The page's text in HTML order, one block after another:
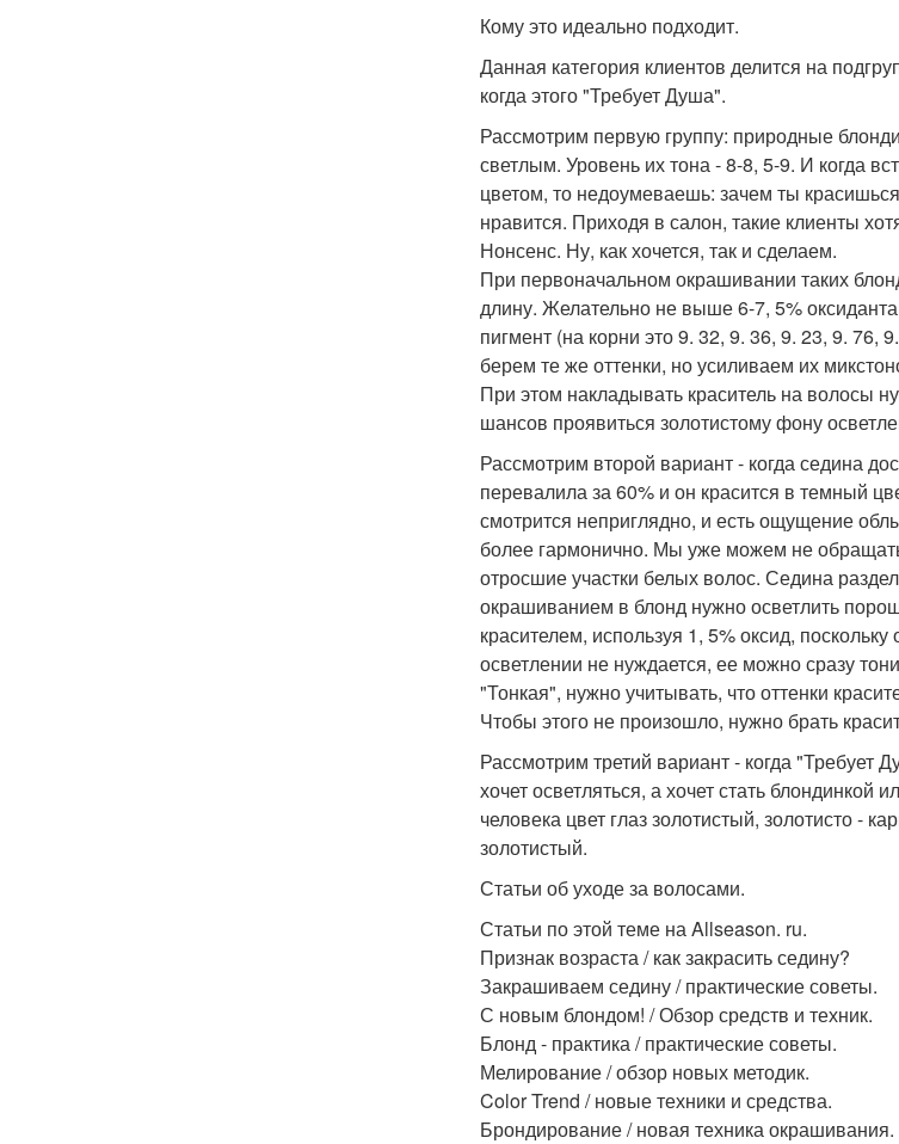
Кому это идеально подходит.
Данная категория клиентов делится на
когда этого "Требует Душа".
Рассмотрим первую группу: природные
светлым. Уровень их тона - 8-8, 5-9. И когда
цветом, то недоумеваешь: зачем ты
нравится. Приходя в салон, такие клиенты
Нонсенс. Ну, как хочется, так и сделаем.
При первоначальном окрашивании таких
длину. Желательно не выше 6-7, 5%
пигмент (на корни это 9. 32, 9. 36, 9. 23, 9.
берем те же оттенки, но усиливаем их
При этом накладывать краситель на волосы
шансов проявиться золотистому фону
Рассмотрим второй вариант - когда седина
перевалила за 60% и он красится в темный
смотрится неприглядно, и есть ощущение
более гармонично. Мы уже можем не
отросшие участки белых волос. Седина
окрашиванием в блонд нужно осветлить
красителем, используя 1, 5% оксид,
осветлении не нуждается, ее можно сразу
"Тонкая", нужно учитывать, что оттенки
Чтобы этого не произошло, нужно брать
Рассмотрим третий вариант - когда "Требует
хочет осветляться, а хочет стать блондинкой
человека цвет глаз золотистый, золотисто -
золотистый.
Статьи об уходе за волосами.
Статьи по этой теме на Allseason. ru.
Признак возраста / как закрасить седину?
Закрашиваем седину / практические советы.
С новым блондом! / Обзор средств и техник.
Блонд - практика / практические советы.
Мелирование / обзор новых методик.
Color Trend / новые техники и средства.
Брондирование / новая техника окрашивания.